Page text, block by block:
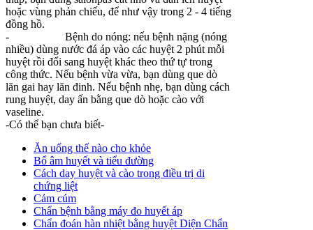
hoặc vùng phản chiếu, để như vậy trong 2 - 4 tiếng
đồng hồ.
-
Bệnh do nóng: nếu bệnh nặng (nóng
nhiều) dùng nước đá áp vào các huyệt 2 phút mỗi
huyệt rồi đổi sang huyệt khác theo thứ tự trong
công thức. Nếu bệnh vừa vừa, bạn dùng que dò
lăn gai hay lăn đinh. Nếu bệnh nhẹ, bạn dùng cách
rung huyệt, day ấn bằng que dò hoặc cào với
vaseline.
-Có thể bạn chưa biết-
Ăn uống thế nào cho khỏe
Bổ âm huyết và tiểu đường
Cách day huyệt và cào trong điều trị di
chứng liệt
Cảm cúm
Chẩn bệnh bằng máy đo huyết áp
Chẩn đoán hàn nhiệt bằng huyệt Diện Chẩn